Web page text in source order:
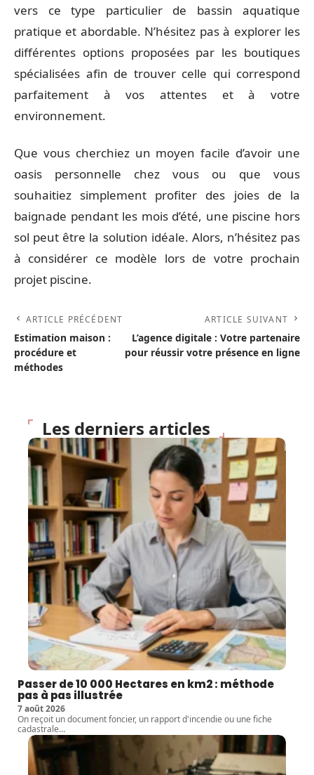
vers ce type particulier de bassin aquatique
pratique et abordable. N’hésitez pas à explorer les
différentes options proposées par les boutiques
spécialisées afin de trouver celle qui correspond
parfaitement à vos attentes et à votre
environnement.
Que vous cherchiez un moyen facile d’avoir une
oasis personnelle chez vous ou que vous
souhaitiez simplement profiter des joies de la
baignade pendant les mois d’été, une piscine hors
sol peut être la solution idéale. Alors, n’hésitez pas
à considérer ce modèle lors de votre prochain
projet piscine.
ARTICLE PRÉCÉDENT
Estimation maison :
procédure et
méthodes
ARTICLE SUIVANT
L’agence digitale : Votre partenaire
pour réussir votre présence en ligne
Les derniers articles
Passer de 10 000 Hectares en km2 : méthode
pas à pas illustrée
7 août 2026
On reçoit un document foncier, un rapport d'incendie ou une fiche
cadastrale…